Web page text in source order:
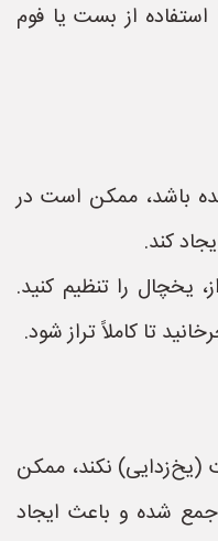
از بست یا فوم
باشد، ممکن است در
کند.
یخچال را تنظیم کنید.
تا کاملاً تراز شود.
نکند، ممکن
شده و باعث ایجاد